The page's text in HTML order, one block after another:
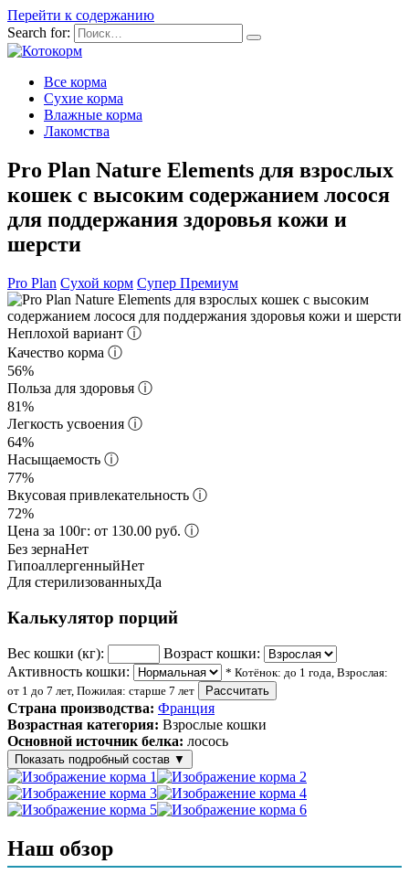
Перейти к содержанию
Search for:
Все корма
Сухие корма
Влажные корма
Лакомства
Pro Plan Nature Elements для взрослых
кошек с высоким содержанием лосося
для поддержания здоровья кожи и
шерсти
Pro Plan Сухой корм Супер Премиум
Неплохой вариант ⓘ
Качество корма ⓘ
56%
Польза для здоровья ⓘ
81%
Легкость усвоения ⓘ
64%
Насыщаемость ⓘ
77%
Вкусовая привлекательность ⓘ
72%
Цена за 100г: от 130.00 руб. ⓘ
Без зернаНет
ГипоаллергенныйНет
Для стерилизованныхДа
Калькулятор порций
Вес кошки (кг):
Возраст кошки:
Активность кошки:
* Котёнок: до 1 года, Взрослая:
от 1 до 7 лет, Пожилая: старше 7 лет
Рассчитать
Страна производства: Франция
Возрастная категория: Взрослые кошки
Основной источник белка: лосось
Показать подробный состав ▼
Состав корма
пшеница, животные жиры, сухой белок лосося, клетчатка,
высушенная мякоть свеклы, белок кукурузы, яичный
Наш обзор